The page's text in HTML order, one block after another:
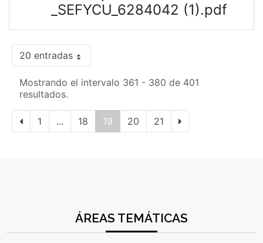
_SEFYCU_6284042 (1).pdf
20 entradas
Mostrando el intervalo 361 - 380 de 401
resultados.
1 ... 18 19 20 21
ÁREAS TEMÁTICAS